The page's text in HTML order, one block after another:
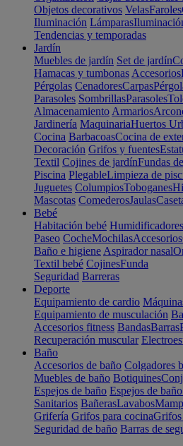
Objetos decorativos VelasFaroles
Iluminación Lámparas
Tendencias y temporadas
Jardín
Muebles de jardín Set de jardín
Hamacas y tumbonas Accesorios
Pérgolas CenadoresCarpas
Parasoles SombrillasParasoles
Almacenamiento Armarios
Jardinería MaquinariaHuertos
Cocina BarbacoasCocina de
Decoración Grifos y fuentes
Textil Cojines de jardínFundas
Piscina PlegableLimpieza de
Juguetes ColumpiosToboganes
Mascotas ComederosJaulas
Bebé
Habitación bebé Humidificadores
Paseo CocheMochilasAccesorios
Baño e higiene Aspirador nasal
Textil bebé CojinesFunda
Seguridad Barreras
Deporte
Equipamiento de cardio
Equipamiento de musculación
Accesorios fitness BandasBarras
Recuperación muscular
Baño
Accesorios de baño Colgadores
Muebles de baño Botiquines
Espejos de baño Espejos de
Sanitarios BañerasLavabos
Grifería Grifos para cocinaGrifos
Seguridad de baño Barras de